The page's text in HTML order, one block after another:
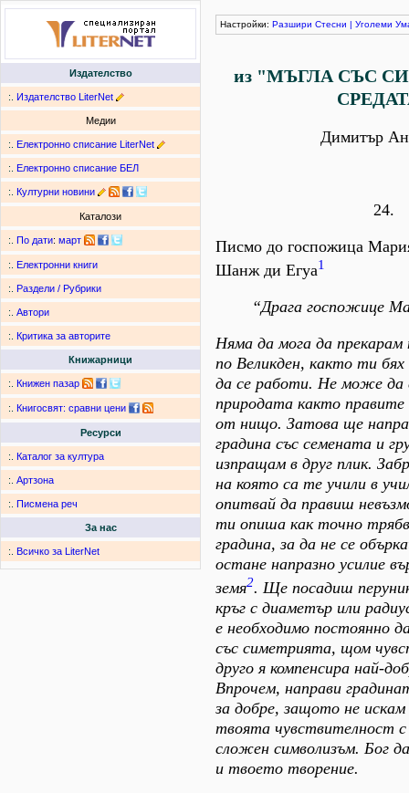
Издателство
:. Издателство LiterNet
Медии
:. Електронно списание LiterNet
:. Електронно списание БЕЛ
:. Културни новини
Каталози
:. По дати: март
:. Електронни книги
:. Раздели / Рубрики
:. Автори
:. Критика за авторите
Книжарници
:. Книжен пазар
:. Книгосвят: сравни цени
Ресурси
:. Каталог за култура
:. Артзона
:. Писмена реч
За нас
:. Всичко за LiterNet
Настройки: Разшири Стесни | Уголеми
из "МЪГЛА СЪС
Димитър
24.
Писмо до госпожица
Шанж ди Егуа1
“Драга госпожице
Няма да мога да прекарам
по Великден, както ти
да се работи. Не може да
природата както правите
от нищо. Затова ще
градина със семената и
изпращам в друг плик.
на която са те учили в
опитвай да правиш
ти опиша как точно
градина, за да не се
остане напразно усилие
земя2. Ще посадиш
кръг с диаметър или
е необходимо постоянно
със симетрията, щом
друго я компенсира най-
Впрочем, направи
за добре, защото не
твоята чувствителност с
сложен символизъм. Бог
и твоето творение.